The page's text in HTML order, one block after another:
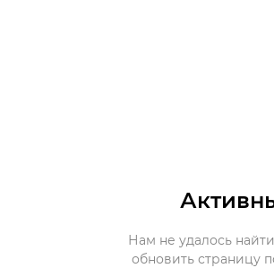
Нам не удалось
обновить страницу